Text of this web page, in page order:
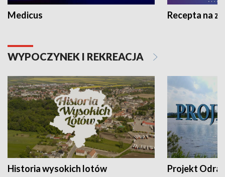
Medicus Recepta na
WYPOCZYNEK I REKREACJA
Historia wysokich lotów Projekt Odra